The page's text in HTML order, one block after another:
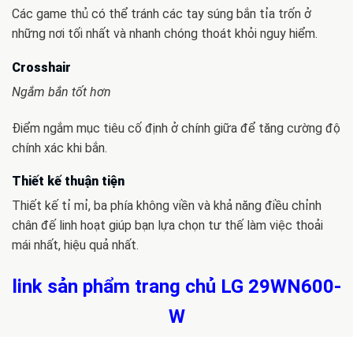
Các game thủ có thể tránh các tay súng bắn tỉa trốn ở
những nơi tối nhất và nhanh chóng thoát khỏi nguy hiểm.
Crosshair
Ngắm bắn tốt hơn
Điểm ngắm mục tiêu cố định ở chính giữa để tăng cường độ
chính xác khi bắn.
Thiết kế thuận tiện
Thiết kế tỉ mỉ, ba phía không viền và khả năng điều chỉnh
chân đế linh hoạt giúp bạn lựa chọn tư thế làm việc thoải
mái nhất, hiệu quả nhất.
link sản phẩm trang chủ LG 29WN600-
W